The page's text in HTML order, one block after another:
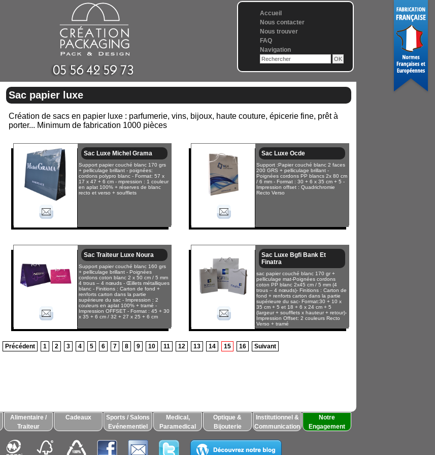
Accueil
Nous contacter
Nous trouver
FAQ
Navigation
Sac papier luxe
Création de sacs en papier luxe : parfumerie, vins, bijoux, haute couture, épicerie fine, prêt à
porter... Minimum de fabrication 1000 pièces
Sac Luxe Michel Grama
Support papier couché blanc 170 grs
+ pelliculage brillant - poignées:
cordons polypro blanc - Format: 57 x
17 x 47 + 6 cm - mpression : 1 couleur
en aplat 100% + réserves de blanc
recto et verso + soufflets
Sac Luxe Ocde
Support :Papier couché blanc 2 faces
200 GRS + pelliculage brillant -
Poignées cordons PP blancs 2x 80 cm
/ 6 mm - Format : 30 + 6 x 35 cm + 5 -
Impression offset : Quadrichromie
Recto Verso
Sac Traiteur Luxe Noura
Support papier couché blanc 160 grs
+ pelliculage brillant - Poignées
cordons coton blanc 2 x 50 cm / 5 mm
4 trous – 4 nœuds - Œillets métalliques
blanc - Finitions : Carton de fond +
renforts carton dans la partie
supérieure du sac - Impression : 2
couleurs en aplat 100% + tramé -
Impression OFFSET - Format : 45 + 30
x 35 + 6 cm / 32 + 27 x 25 + 6 cm
Sac Luxe Bgfi Bank Et
Finatra
sac papier couché blanc 170 gr +
pelliculage mat-Poignées cordons
coton PP blanc 2x45 cm / 5 mm (4
trous – 4 nœuds)- Finitions : Carton de
fond + renforts carton dans la partie
supérieure du sac- Format:30 + 10 x
35 cm + 5 et 18 + 6 x 24 cm + 5
(largeur + soufflets x hauteur + retour)-
Impression Offset: 2 couleurs Recto
Verso + tramé
Précédent 1 2 3 4 5 6 7 8 9 10 11 12 13 14 15 16 Suivant
Alimentaire /
Traiteur
Cadeaux
Sports / Salons
Evénementiel
Medical,
Paramedical
Optique &
Bijouterie
Institutionnel &
Communication
Notre
Engagement